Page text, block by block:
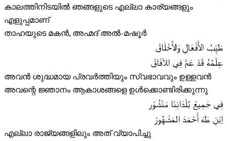
കാലത്തിനിടയിൽ ഞങ്ങളുടെ എല്ലാ കാര്യങ്ങളും
എളുപ്പമാണ്
താഹയുടെ മകൻ, അഹ്മദ് അൽ-മഷൂർ
طَيِّبُ الأَفْعَالِ وَالأَخْلَاقْ
عِلْمُهُ قَدْ عَمَّ فِي الآفَاقْ
അവൻ ശുദ്ധമായ പ്രവർത്തിയും സ്വഭാവവും ഉള്ളവൻ
അവന്റെ ജ്ഞാനം ആകാശങ്ങളെ ഉൾക്കൊണ്ടിരിക്കുന്നു
فِي جَمِيعْ بُلْدَانِنَا مَنْشُوْر
اِبْنِ طٰهَ أَحْمَدَ المَشْهُورْ
എല്ലാ രാജ്യങ്ങളിലും അത് വ്യാപിച്ചു